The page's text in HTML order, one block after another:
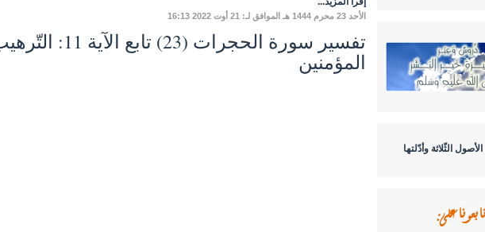
الأحد 23 محرم 1444 هـ الموافق لـ: 21 أوت 2022 16:13
تفسير سورة
المؤمنين
تابعونا على: